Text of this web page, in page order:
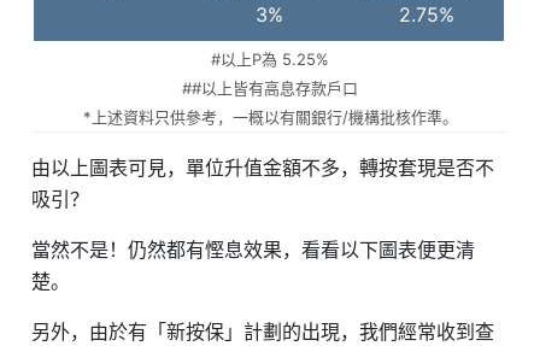
3%
2.75%
#以上P為 5.25%
##以上皆有高息存款戶口
*上述資料只供參考，一概以有關銀行/機構批核作準。
由以上圖表可見，單位升值金額不多，轉按套現是否不
吸引？
當然不是！仍然都有慳息效果，看看以下圖表便更清
楚。
另外，由於有「新按保」計劃的出現，我們經常收到查